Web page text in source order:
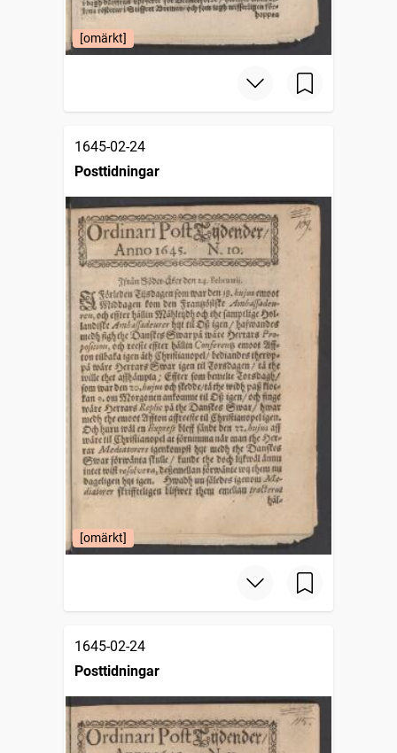
[omärkt]
1645-02-24
Posttidningar
[omärkt]
1645-02-24
Posttidningar